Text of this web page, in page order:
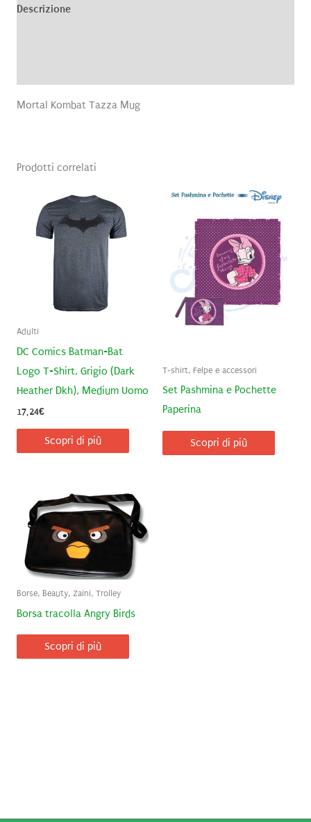
Descrizione
Mortal Kombat Tazza Mug
Prodotti correlati
Adulti
DC Comics Batman-Bat
Logo T-Shirt, Grigio (Dark
Heather Dkh), Medium Uomo
17,24€
Scopri di più
T-shirt, Felpe e accessori
Set Pashmina e Pochette
Paperina
Scopri di più
Borse, Beauty, Zaini, Trolley
Borsa tracolla Angry Birds
Scopri di più